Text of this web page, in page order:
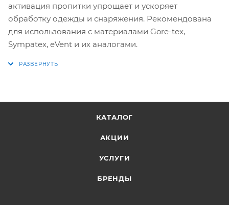
активация пропитки упрощает и ускоряет
обработку одежды и снаряжения. Рекомендована
для использования с материалами Gore-tex,
Sympatex, eVent и их аналогами.
КАТАЛОГ
АКЦИИ
УСЛУГИ
БРЕНДЫ